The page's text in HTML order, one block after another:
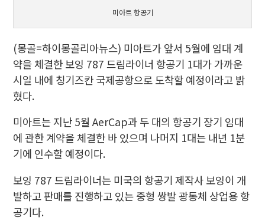
미아트 항공기
(몽골=하이몽골리아뉴스) 미아트가 앞서 5월에 임대 계
약을 체결한 보잉 787 드림라이너 항공기 1대가 가까운
시일 내에 칭기즈칸 국제공항으로 도착할 예정이라고 밝
혔다.
미아트는 지난 5월 AerCap과 두 대의 항공기 장기 임대
에 관한 계약을 체결한 바 있으며 나머지 1대는 내년 1분
기에 인수할 예정이다.
보잉 787 드림라이너는 미국의 항공기 제작사 보잉이 개
발하고 판매를 진행하고 있는 중형 쌍발 광동체 상업용 항
공기다.